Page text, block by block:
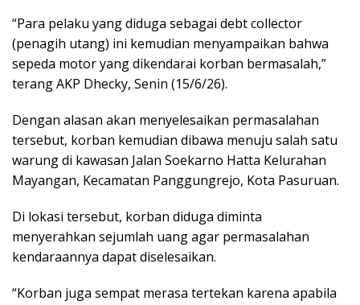
“Para pelaku yang diduga sebagai debt collector
(penagih utang) ini kemudian menyampaikan bahwa
sepeda motor yang dikendarai korban bermasalah,”
terang AKP Dhecky, Senin (15/6/26).
Dengan alasan akan menyelesaikan permasalahan
tersebut, korban kemudian dibawa menuju salah satu
warung di kawasan Jalan Soekarno Hatta Kelurahan
Mayangan, Kecamatan Panggungrejo, Kota Pasuruan.
Di lokasi tersebut, korban diduga diminta
menyerahkan sejumlah uang agar permasalahan
kendaraannya dapat diselesaikan.
“Korban juga sempat merasa tertekan karena apabila